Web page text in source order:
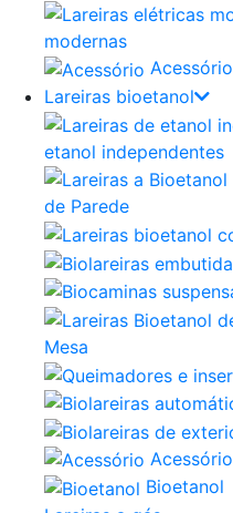
modernas
Acessório
Lareiras bioetanol
etanol independentes
de Parede
Mesa
Acessório
Bioetanol